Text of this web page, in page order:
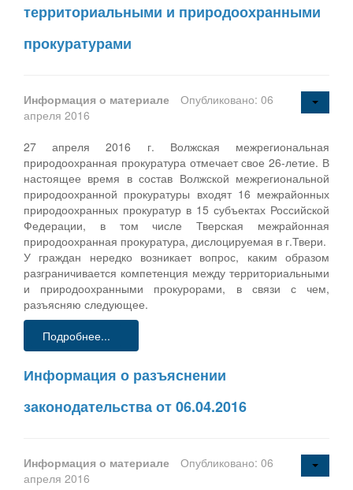
территориальными и природоохранными
прокуратурами
Информация о материале
Опубликовано: 06
апреля 2016
27 апреля 2016 г. Волжская межрегиональная
природоохранная прокуратура отмечает свое 26-летие. В
настоящее время в состав Волжской межрегиональной
природоохранной прокуратуры входят 16 межрайонных
природоохранных прокуратур в 15 субъектах Российской
Федерации, в том числе Тверская межрайонная
природоохранная прокуратура, дислоцируемая в г.Твери.
У граждан нередко возникает вопрос, каким образом
разграничивается компетенция между территориальными
и природоохранными прокурорами, в связи с чем,
разъясняю следующее.
Подробнее...
Информация о разъяснении
законодательства от 06.04.2016
Информация о материале
Опубликовано: 06
апреля 2016